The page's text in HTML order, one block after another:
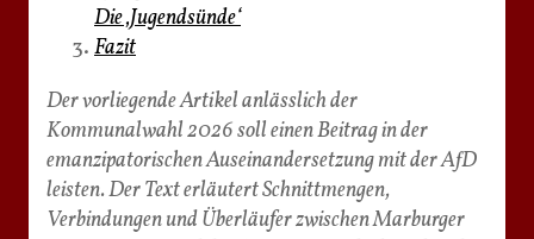
Die ‚Jugendsünde‘
Fazit
Der vorliegende Artikel anlässlich der
Kommunalwahl 2026 soll einen Beitrag in der
emanzipatorischen Auseinandersetzung mit der AfD
leisten. Der Text erläutert Schnittmengen,
Verbindungen und Überläufer zwischen Marburger